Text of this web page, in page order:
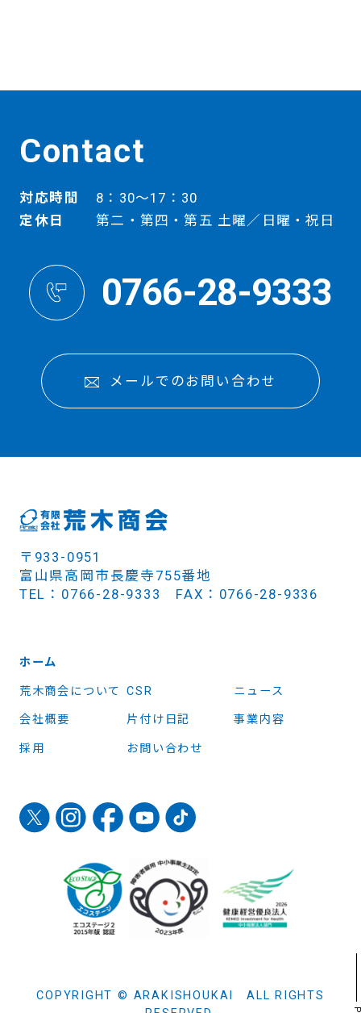
Contact
対応時間
8：30～17：30
定休日
第二・第四・第五 土曜／日曜・祝日
0766-28-9333
メールでのお問い合わせ
〒933-0951
富山県高岡市長慶寺755番地
TEL：0766-28-9333 FAX：0766-28-9336
ホーム
荒木商会について CSR ニュース
会社概要 片付け日記 事業内容
採用 お問い合わせ
COPYRIGHT © ARAKISHOUKAI ALL RIGHTS